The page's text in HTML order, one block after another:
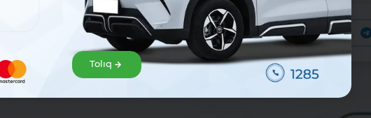
Bólisiw: Facebook
Tolıq